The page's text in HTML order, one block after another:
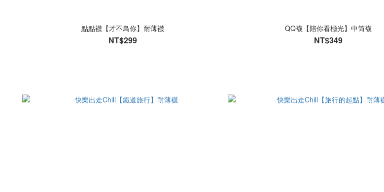
點點襪【才不鳥你】耐薄襪
NT$299
QQ襪【陪你看極光】中筒襪
NT$349